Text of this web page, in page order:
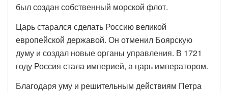
был создан собственный морской флот.
Царь старался сделать Россию великой
европейской державой. Он отменил Боярскую
думу и создал новые органы управления. В 1721
году Россия стала империей, а царь императором.
Благодаря уму и решительным действиям Петра